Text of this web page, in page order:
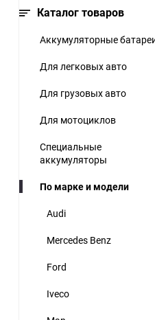
Каталог товаров
Аккумуляторные
Для легковых авто
Для грузовых авто
Для мотоциклов
Специальные
аккумуляторы
По марке и модели
Audi
Mercedes Benz
Ford
Iveco